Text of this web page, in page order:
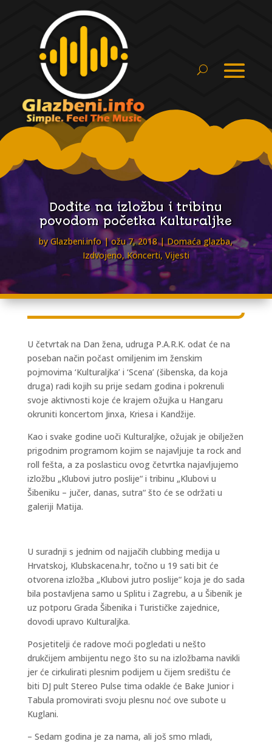
Dođite na izložbu i tribinu
povodom početka Kulturaljke
byGlazbeni.info ožu 7, 2018 Domaća glazba,
Izdvojeno,Koncerti,Vijesti
U četvrtak na Dan žena, udruga P.A.R.K. odat će na
poseban način počast omiljenim im ženskim
pojmovima ‘Kulturaljka’ i ‘Scena’ (šibenska, da koja
druga) radi kojih su prije sedam godina i pokrenuli
svoje aktivnosti koje će krajem ožujka u Hangaru
okruniti koncertom Jinxa, Kriesa i Kandžije.
Kao i svake godine uoči Kulturaljke, ožujak je obilježen
prigodnim programom kojim se najavljuje ta rock and
roll fešta, a za poslasticu ovog četvrtka najavljujemo
izložbu „Klubovi jutro poslije“ i tribinu „Klubovi u
Šibeniku – jučer, danas, sutra“ što će se održati u
galeriji Matija.
U suradnji s jednim od najjačih clubbing medija u
Hrvatskoj, Klubskacena.hr, točno u 19 sati bit će
otvorena izložba „Klubovi jutro poslije“ koja je do sada
bila postavljena samo u Splitu i Zagrebu, a u Šibenik je
uz potporu Grada Šibenika i Turističke zajednice,
dovodi upravo Kulturaljka.
Posjetitelji će radove moći pogledati u nešto
drukčijem ambijentu nego što su na izložbama navikli
jer će cirkulirati plesnim podijem u čijem središtu će
biti DJ pult Stereo Pulse tima odakle će Bake Junior i
Tabula promovirati svoju plesnu noć ove subote u
Kuglani.
– Sedam godina je za nama, ali još smo mladi,